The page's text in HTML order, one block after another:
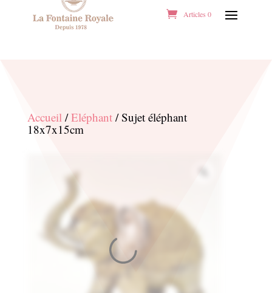
Articles 0
Accueil/Eléphant/ Sujet éléphant
18x7x15cm